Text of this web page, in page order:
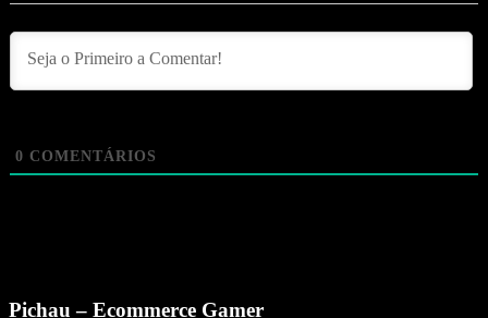
0 COMENTÁRIOS
Pichau – Ecommerce Gamer